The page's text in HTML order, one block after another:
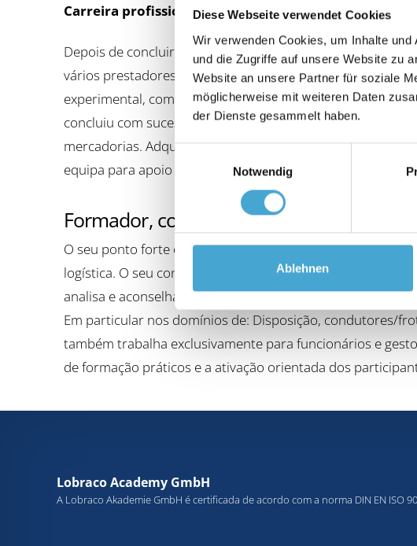
Diese Webseite verwendet Cookies
Wir verwenden Cookies, um Inhalte
und die Zugriffe auf unsere Website zu
Website an unsere Partner für soziale
möglicherweise mit weiteren Daten
der Dienste gesammelt haben.
Einwilligungsauswahl
Notwendig
Ablehnen
Carreira profissional
Depois de concluir a licenciatura no Carl-Bosch-
vários prestadores de serviços expresso. Em seguida,
experimental, com a qualificação adicional de assistente
concluiu com sucesso com um diploma de bacharelato
mercadorias. Adquiriu os seus vastos conhecimentos
equipa para apoio empresarial e gestor de transportes
Formador, consultor e treinador
O seu ponto forte é o desenvolvimento e a expansão da
logística. O seu conhecimento das operações
analisa e aconselha. Como profissional comprovado da
Em particular nos domínios de: Disposição, condutores/
também trabalha exclusivamente para funcionários e
de formação práticos e a ativação orientada dos
Lobraco Academy GmbH
A Lobraco Akademie GmbH é certificada de acordo com a norma DIN EN ISO